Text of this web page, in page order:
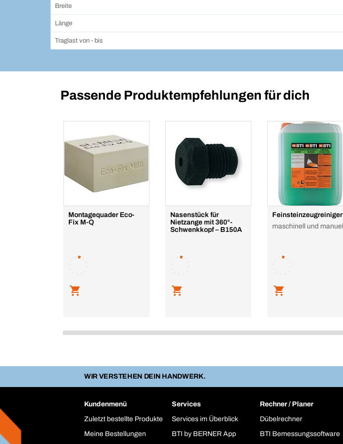
Breite
Länge
Traglast von - bis
Passende Produktempfehlungen für dich
Montagequader Eco-
Fix M-Q
Nasenstück für
Nietzange mit 360°-
Schwenkkopf – B150A
Feinsteinzeugreiniger
maschinell und manuell
WIR VERSTEHEN DEIN HANDWERK.
Kundenmenü
Zuletzt bestellte Produkte
Meine Bestellungen
Services
Services im Überblick
BTI by BERNER App
Rechner / Planer
Dübelrechner
BTI Bemessungssoftware